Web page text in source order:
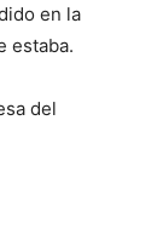
en la
estaba.
del